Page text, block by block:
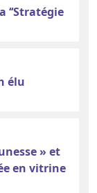
‘‘Stratégie
élu
» et
en vitrine